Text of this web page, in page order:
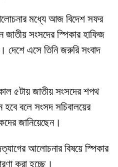
মধ্যে আজ বিদেশ সফর
জাতীয় সংসদের স্পিকার হাফিজ
দেশে এসে তিনি জরুরি সংবাদ
৫টায় জাতীয় সংসদের শপথ
বলে সংসদ সচিবালয়ের
জানিয়েছেন।
আলোচনার বিষয়ে স্পিকার
করা হচ্ছে।